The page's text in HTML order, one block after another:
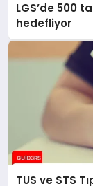
LGS’de 500
hedefliyor
TUS ve STS